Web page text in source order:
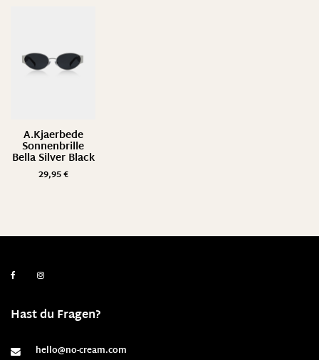
A.Kjaerbede
Sonnenbrille
Bella Silver Black
29,95€
Hast du Fragen?
hello@no-cream.com